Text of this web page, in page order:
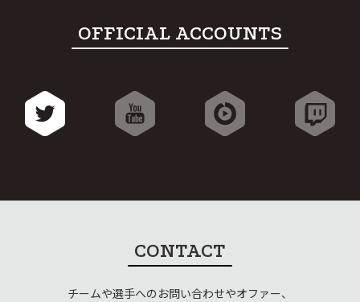
OFFICIAL ACCOUNTS
CONTACT
チームや選手へのお問い合わせやオファー、